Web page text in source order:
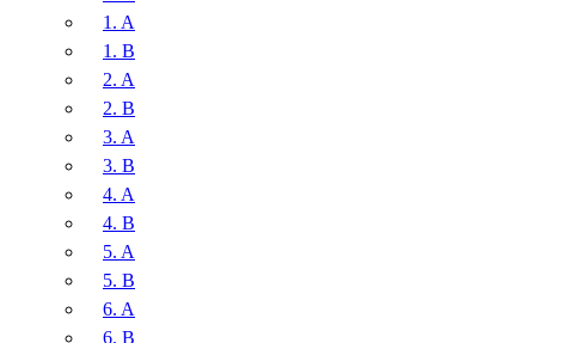
1. A
1. B
2. A
2. B
3. A
3. B
4. A
4. B
5. A
5. B
6. A
6. B